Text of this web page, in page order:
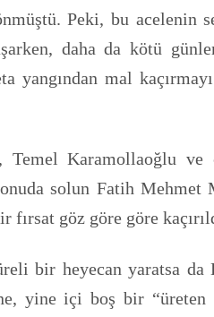
Peki, bu acelenin
daha da kötü
mal
Karamollaoğlu
solun Fatih
göz göre göre
bir heyecan yaratsa da
yine içi boş bir